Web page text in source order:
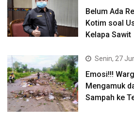
Belum Ada
Kotim soal
Kelapa Sawit
Senin, 27
Emosi!!!
Mengamuk
Sampah ke